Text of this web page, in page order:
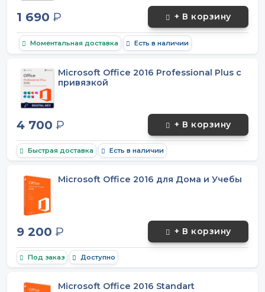
1 690 ₽ + В корзину
Моментальная доставка Есть в наличии
Microsoft Office 2016 Professional Plus с
привязкой
4 700 ₽ + В корзину
Быстрая доставка Есть в наличии
Microsoft Office 2016 для Дома и Учебы
9 200 ₽ + В корзину
Под заказ Доступно
Microsoft Office 2016 Standart